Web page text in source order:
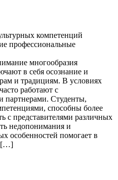
компетенций
профессиональные
многообразия
в себя осознание и
и традициям. В условиях
работают с
партнерами. Студенты,
способны более
с представителями различных
недопонимания и
особенностей помогает в
[…]